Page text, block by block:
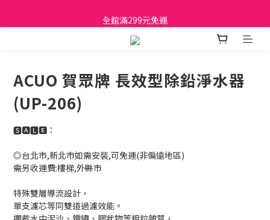
日立家電、國際牌 原廠管制價格 私訊優惠價
全館滿299元免運
日立家電、國際牌 原廠管制價格 私訊優惠價
ACUO 賀眾牌 長效型除鉛淨水器
(UP-206)
🆂🅰🅻🅴：
◎台北市,新北市如需安裝,可免運(非偏遠地區)
需另收運費:樓梯,外縣市
特殊雙層導流設計，
單支濾芯等同雙道過濾效能。